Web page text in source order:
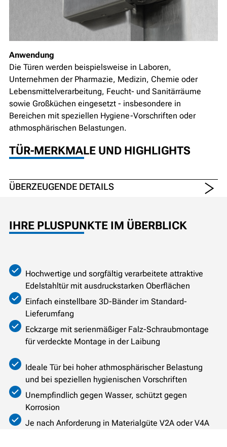
Anwendung
Die Türen werden beispielsweise in Laboren,
Unternehmen der Pharmazie, Medizin, Chemie oder
Lebensmittelverarbeitung, Feucht- und Sanitärräume
sowie Großküchen eingesetzt - insbesondere in
Bereichen mit speziellen Hygiene-Vorschriften oder
athmosphärischen Belastungen.
TÜR-MERKMALE UND HIGHLIGHTS
ÜBERZEUGENDE DETAILS
IHRE PLUSPUNKTE IM ÜBERBLICK
Hochwertige und sorgfältig verarbeitete attraktive
Edelstahltür mit ausdruckstarken Oberflächen
Einfach einstellbare 3D-Bänder im Standard-
Lieferumfang
Eckzarge mit serienmäßiger Falz-Schraubmontage
für verdeckte Montage in der Laibung
Ideale Tür bei hoher athmosphärischer Belastung
und bei speziellen hygienischen Vorschriften
Unempfindlich gegen Wasser, schützt gegen
Korrosion
Je nach Anforderung in Materialgüte V2A oder V4A